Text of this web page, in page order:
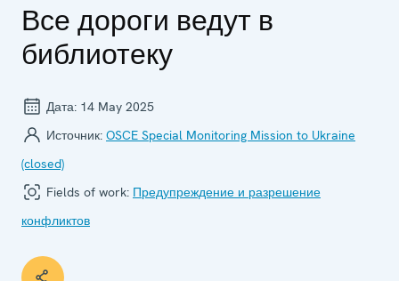
Все дороги ведут в
библиотеку
Дата: 14 May 2025
Источник: OSCE Special Monitoring Mission to Ukraine
(closed)
Fields of work: Предупреждение и разрешение
конфликтов